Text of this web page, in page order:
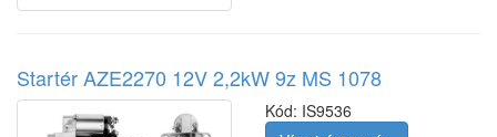
Startér AZE2270 12V 2,2kW 9z MS 1078
Kód: IS9536